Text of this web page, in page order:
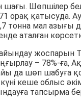
шағы. Шөпшілер
орақ қатысуда.
тонна мал азығы
аталған
жоспарын
– 78%-ға,
да шөп
кеше облыс
тапсырма